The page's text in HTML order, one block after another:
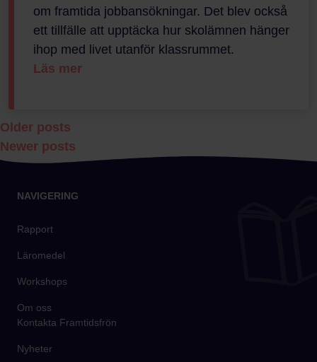
om framtida jobbansökningar. Det blev också
ett tillfälle att upptäcka hur skolämnen hänger
ihop med livet utanför klassrummet.
Läs mer
Posts
navigation
Older posts
Newer posts
NAVIGERING
Rapport
Läromedel
Workshops
Om oss
Kontakta Framtidsfrön
Nyheter